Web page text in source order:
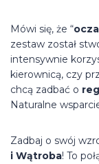
Mówi się, że “
zestaw został
intensywnie
kierownicą, czy
chcą zadbać o
Naturalne
Zadbaj o swój
i Wątroba! To